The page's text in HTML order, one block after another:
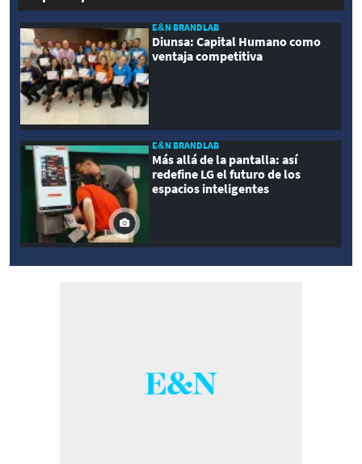
E&N BRANDLAB
Diunsa: Capital Humano como
ventaja competitiva
E&N BRANDLAB
Más allá de la pantalla: así
redefine LG el futuro de los
espacios inteligentes